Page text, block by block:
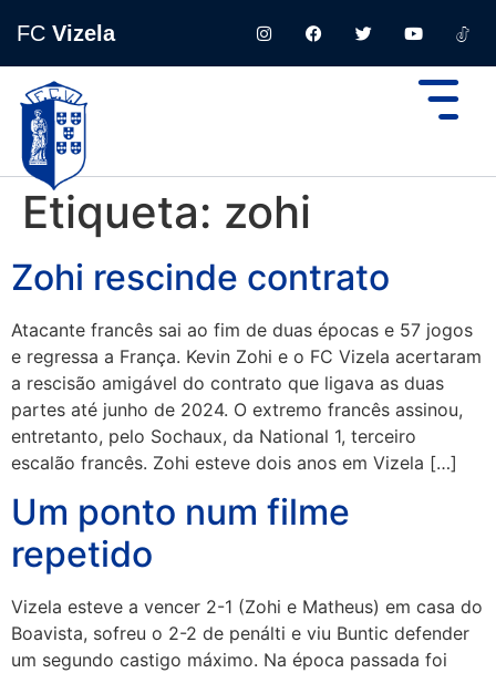
FC Vizela
Etiqueta: zohi
Zohi rescinde contrato
Atacante francês sai ao fim de duas épocas e 57 jogos
e regressa a França. Kevin Zohi e o FC Vizela acertaram
a rescisão amigável do contrato que ligava as duas
partes até junho de 2024. O extremo francês assinou,
entretanto, pelo Sochaux, da National 1, terceiro
escalão francês. Zohi esteve dois anos em Vizela […]
Um ponto num filme
repetido
Vizela esteve a vencer 2-1 (Zohi e Matheus) em casa do
Boavista, sofreu o 2-2 de penálti e viu Buntic defender
um segundo castigo máximo. Na época passada foi